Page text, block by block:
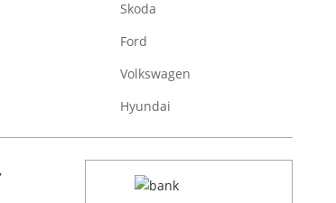
Skoda
Ford
Volkswagen
Hyundai